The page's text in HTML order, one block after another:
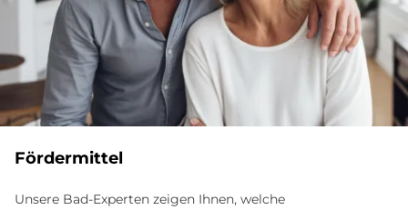
Fördermittel
Unsere Bad-Experten zeigen Ihnen, welche